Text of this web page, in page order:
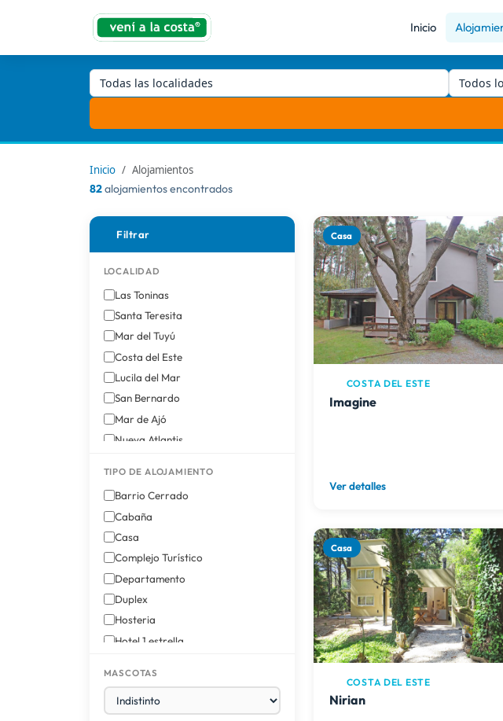
Inicio
Todas las localidades Todos
Inicio
Alojamientos
82alojamientos encontrados
Filtrar
LOCALIDAD
Las Toninas
Santa Teresita
Mar del Tuyú
Costa del Este
Lucila del Mar
San Bernardo
Mar de Ajó
Nueva Atlantis
TIPO DE ALOJAMIENTO
Barrio Cerrado
Cabaña
Casa
Complejo Turístico
Departamento
Duplex
Hosteria
Hotel 1 estrella
Triplex
MASCOTAS
Casa
COSTA DEL ESTE
Imagine
Ver detalles
Casa
COSTA DEL ESTE
Nirian